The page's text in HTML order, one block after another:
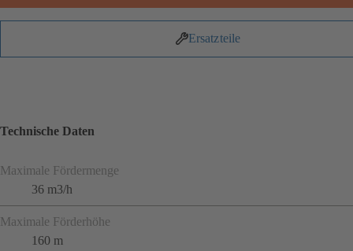
Ersatzteile
Technische Daten
Maximale Fördermenge
36 m3/h
Maximale Förderhöhe
160 m